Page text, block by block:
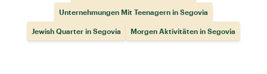
Unternehmungen Mit Teenagern in Segovia
Jewish Quarter in Segovia Morgen Aktivitäten in Segovia